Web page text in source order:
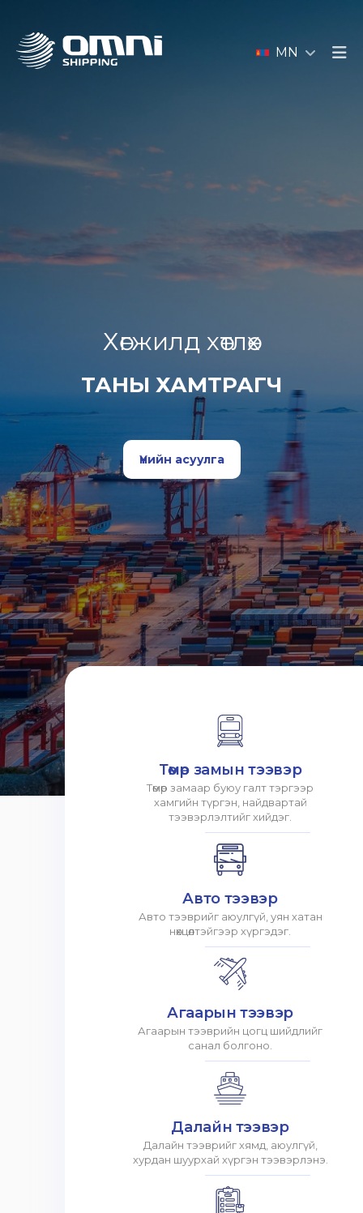
MN
Хөгжилд хөтлөх
ТАНЫ ХАМТРАГЧ
Үнийн асуулга
Төмөр замын тээвэр
Төмөр замаар буюу галт тэргээр
хамгийн түргэн, найдвартай
тээвэрлэлтийг хийдэг.
Авто тээвэр
Авто тээврийг аюулгүй, уян хатан
нөхцөлтэйгээр хүргэдэг.
Агаарын тээвэр
Агаарын тээврийн цогц шийдлийг
санал болгоно.
Далайн тээвэр
Далайн тээврийг хямд, аюулгүй,
хурдан шуурхай хүргэн тээвэрлэнэ.